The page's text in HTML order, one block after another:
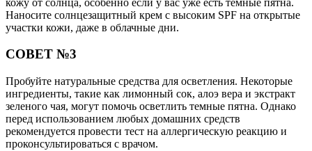
Наносите солнцезащитный крем с высоким SPF на открытые
участки кожи, даже в облачные дни.
СОВЕТ №3
Пробуйте натуральные средства для осветления. Некоторые
ингредиенты, такие как лимонный сок, алоэ вера и экстракт
зеленого чая, могут помочь осветлить темные пятна. Однако
перед использованием любых домашних средств
рекомендуется провести тест на аллергическую реакцию и
проконсультироваться с врачом.